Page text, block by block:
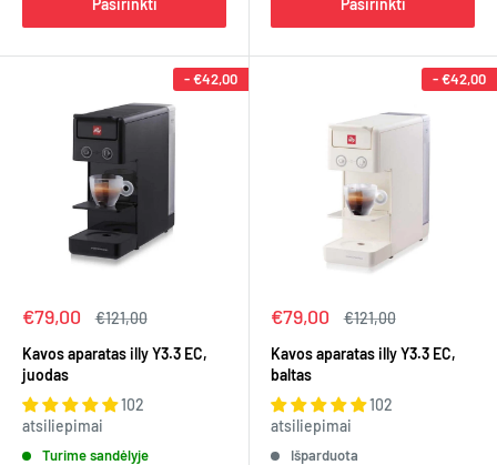
Pasirinkti Pasirinkti
-€42,00
Kaina
€79,00
Įprasta
€121,00
Kavos aparatas illy Y3.3 EC,
juodas
102
atsiliepimai
Turime sandėlyje
-€42,00
Kaina
€79,00
Įprasta
€121,00
Kavos aparatas illy Y3.3 EC,
baltas
102
atsiliepimai
Išparduota